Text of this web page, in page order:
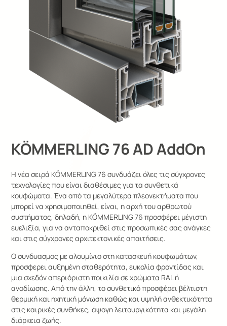
KÖMMERLING 76 AD AddOn
Η νέα σειρά KÖMMERLING 76 συνδυάζει όλες τις σύγχρονες
τεχνολογίες που είναι διαθέσιμες για τα συνθετικά
κουφώματα. Ένα από τα μεγαλύτερα πλεονεκτήματα που
μπορεί να χρησιμοποιηθεί, είναι, η αρχή του αρθρωτού
συστήματος, δηλαδή, η KÖMMERLING 76 προσφέρει μέγιστη
ευελιξία, για να ανταποκριθεί στις προσωπικές σας ανάγκες
και στις σύγχρονες αρχιτεκτονικές απαιτήσεις.
Ο συνδυασμος με αλουμίνιο στη κατασκευή κουφωμάτων,
προσφερει αυξημένη σταθερότητα, ευκολία φροντίδας και
μια σχεδόν απεριόριστη ποικιλία σε χρώματα RAL ή
ανοδίωσης. Από την άλλη, το συνθετικό προσφέρει βέλτιστη
θερμική και ηχητική μόνωση καθώς και υψηλή ανθεκτικότητα
στις καιρικές συνθήκες, άψογη λειτουργικότητα και μεγάλη
διάρκεια ζωής.